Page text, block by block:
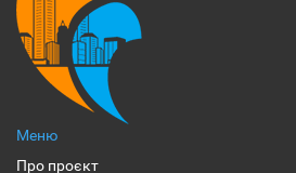
Меню
Про проєкт